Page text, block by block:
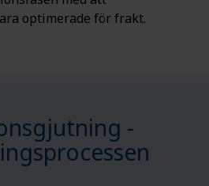
optimerade för frakt.
-